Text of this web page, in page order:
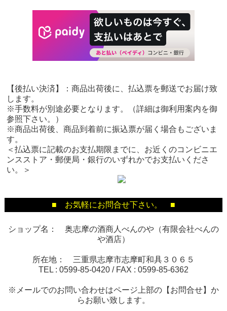
【後払い決済】：商品出荷後に、払込票を郵送でお届け致
します。
※手数料が別途必要となります。（詳細は御利用案内を御
参照下さい。）
※商品出荷後、商品到着前に振込票が届く場合もございま
す。
＜払込票に記載のお支払期限までに、お近くのコンビニエ
ンスストア・郵便局・銀行のいずれかでお支払いくださ
い。＞
■ お気軽にお問合せ下さい。 ■
ショップ名： 奥志摩の酒商人べんのや（有限会社べんの
や酒店）
所在地： 三重県志摩市志摩町和具３０６５
TEL : 0599-85-0420 / FAX : 0599-85-6362
※メールでのお問い合わせはページ上部の【お問合せ】か
らお願い致します。